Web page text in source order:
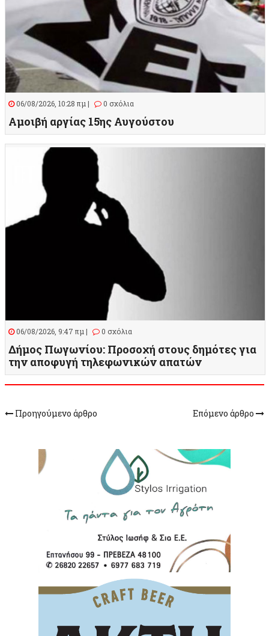
06/08/2026, 10:28 πμ | 0 σχόλια
Αμοιβή αργίας 15ης Αυγούστου
06/08/2026, 9:47 πμ | 0 σχόλια
Δήμος Πωγωνίου: Προσοχή στους δημότες για
την αποφυγή τηλεφωνικών απατών
Προηγούμενο άρθρο Επόμενο άρθρο